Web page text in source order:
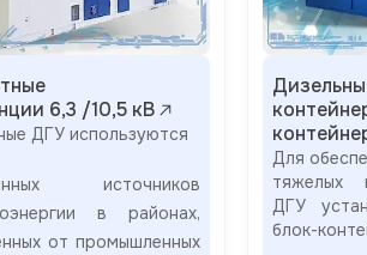
6,3 /10,5 кВ
ДГУ используются
источников
в районах,
от промышленных
Для
тяжелых
ДГУ
блок-